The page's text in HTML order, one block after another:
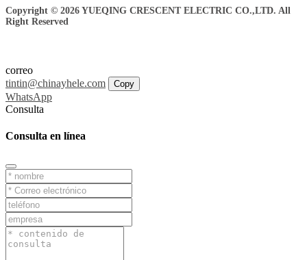
Copyright © 2026 YUEQING CRESCENT ELECTRIC CO.,LTD. All
Right Reserved
correo
tintin@chinayhele.com
Copy
WhatsApp
Consulta
Consulta en línea